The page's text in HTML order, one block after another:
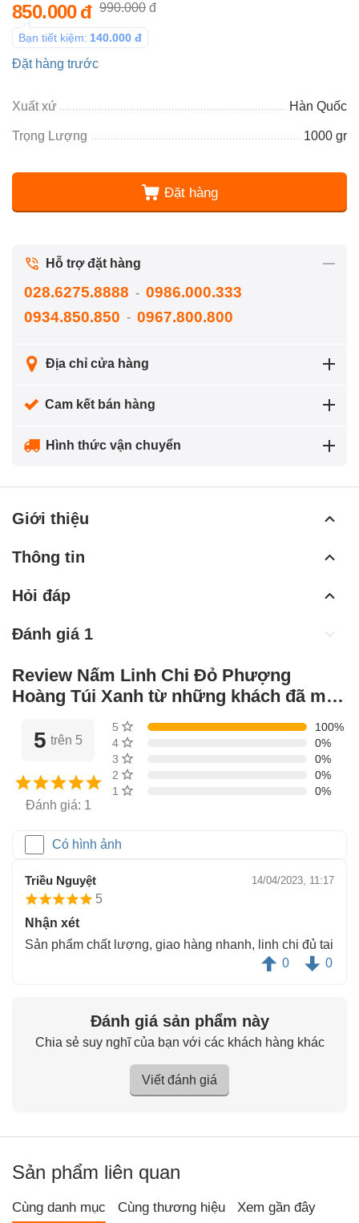
850.000đ 990.000 đ
Bạn tiết kiệm: 140.000 đ
Đặt hàng trước
Xuất xứ Hàn Quốc
Trọng Lượng 1000 gr
Đặt hàng
Hỗ trợ đặt hàng
028.6275.8888 - 0986.000.333
0934.850.850 - 0967.800.800
Địa chỉ cửa hàng
Cam kết bán hàng
Hình thức vận chuyển
Giới thiệu
Thông tin
Hỏi đáp
Đánh giá 1
Review Nấm Linh Chi Đỏ Phượng
Hoàng Túi Xanh từ những khách đã mua
5 trên 5
Đánh giá: 1
5 sao
100%
4 sao
0%
3 sao
0%
2 sao
0%
1 sao
0%
Có hình ảnh
Triều Nguyệt 14/04/2023, 11:17
5
Nhận xét
Sản phẩm chất lượng, giao hàng nhanh, linh chi đủ tai
0
0
Đánh giá sản phẩm này
Chia sẻ suy nghĩ của bạn với các khách hàng khác
Viết đánh giá
Sản phẩm liên quan
Cùng danh mục Cùng thương hiệu Xem gần đây